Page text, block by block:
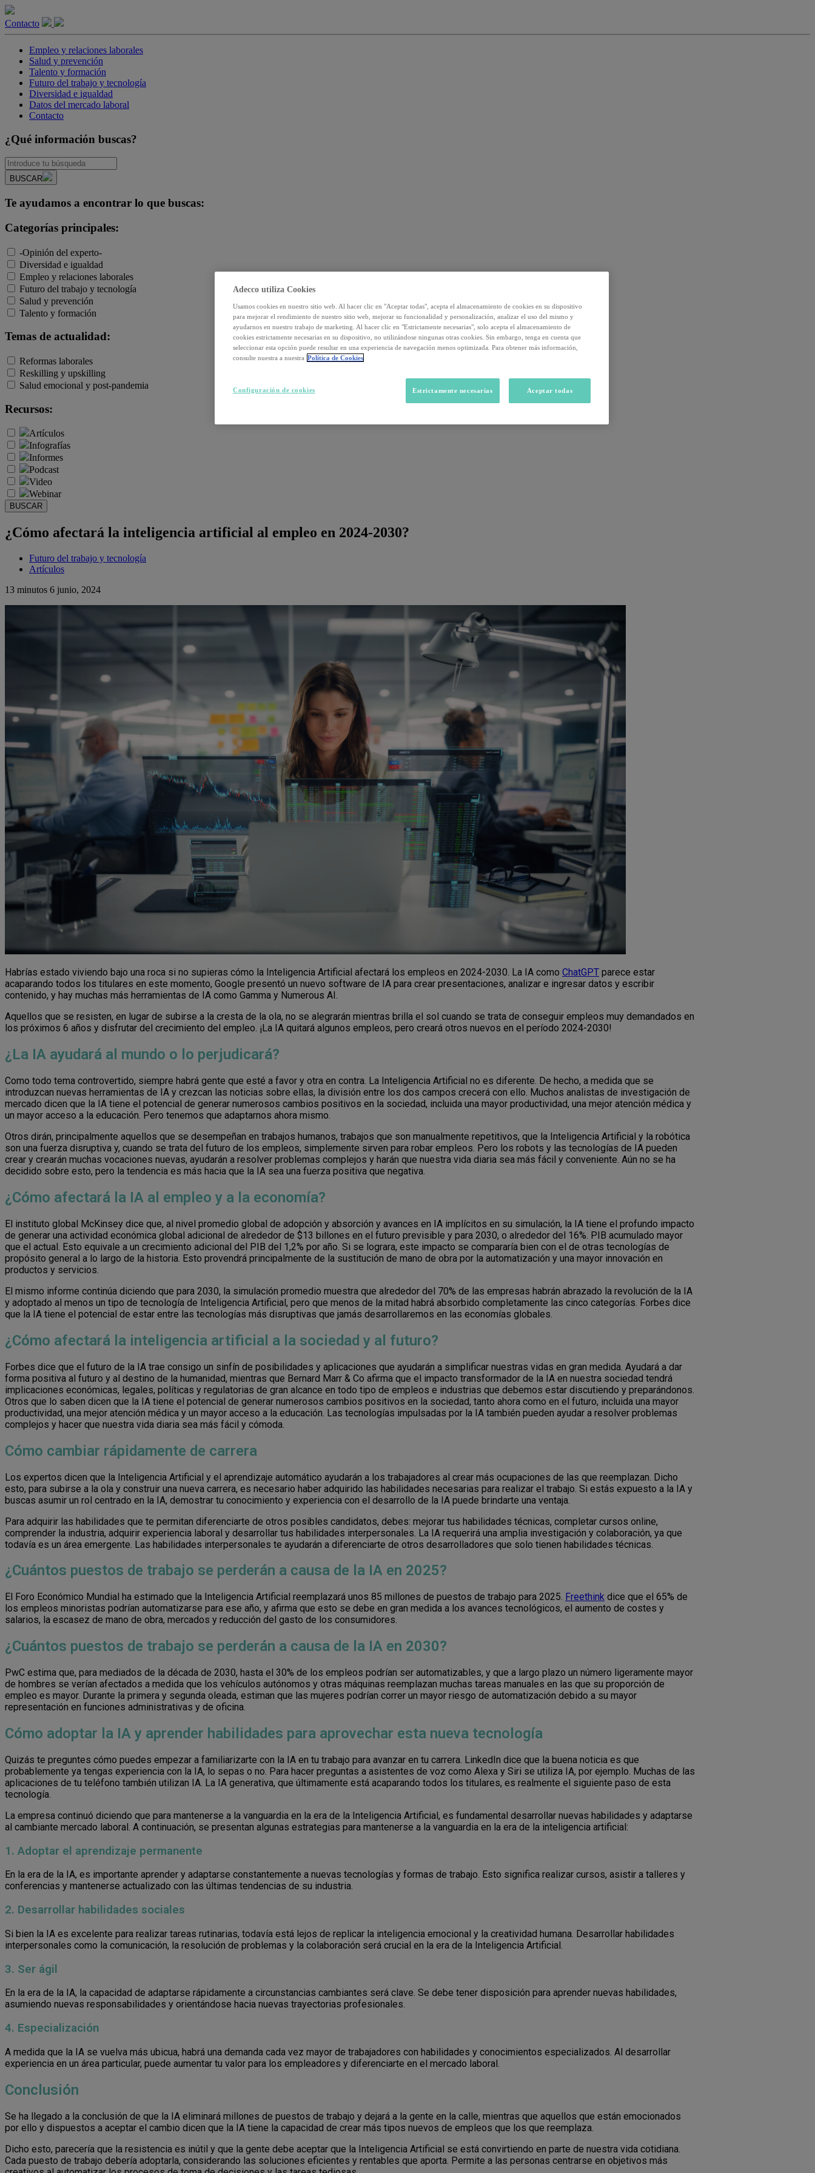
Contacto
Empleo y relaciones laborales
Salud y prevención
Talento y formación
Futuro del trabajo y tecnología
Diversidad e igualdad
Datos del mercado laboral
Contacto
¿Qué información buscas?
BUSCAR
Te ayudamos a encontrar lo que buscas:
Categorías principales:
-Opinión del experto-
Diversidad e igualdad
Empleo y relaciones laborales
Futuro del trabajo y tecnología
Salud y prevención
Talento y formación
Temas de actualidad:
Reformas laborales
Reskilling y upskilling
Salud emocional y post-pandemia
Recursos:
Artículos
Infografías
Informes
Podcast
Video
Webinar
BUSCAR
¿Cómo afectará la inteligencia artificial al empleo en 2024-2030?
Futuro del trabajo y tecnología
Artículos
13 minutos 6 junio, 2024
Habrías estado viviendo bajo una roca si no supieras cómo la Inteligencia Artificial afectará los empleos en 2024-2030. La IA como ChatGPT parece estar
acaparando todos los titulares en este momento, Google presentó un nuevo software de IA para crear presentaciones, analizar e ingresar datos y escribir
contenido, y hay muchas más herramientas de IA como Gamma y Numerous AI.
Aquellos que se resisten, en lugar de subirse a la cresta de la ola, no se alegrarán mientras brilla el sol cuando se trata de conseguir empleos muy demandados en
los próximos 6 años y disfrutar del crecimiento del empleo. ¡La IA quitará algunos empleos, pero creará otros nuevos en el período 2024-2030!
¿La IA ayudará al mundo o lo perjudicará?
Como todo tema controvertido, siempre habrá gente que esté a favor y otra en contra. La Inteligencia Artificial no es diferente. De hecho, a medida que se
introduzcan nuevas herramientas de IA y crezcan las noticias sobre ellas, la división entre los dos campos crecerá con ello. Muchos analistas de investigación de
mercado dicen que la IA tiene el potencial de generar numerosos cambios positivos en la sociedad, incluida una mayor productividad, una mejor atención médica y
un mayor acceso a la educación. Pero tenemos que adaptarnos ahora mismo.
Otros dirán, principalmente aquellos que se desempeñan en trabajos humanos, trabajos que son manualmente repetitivos, que la Inteligencia Artificial y la robótica
son una fuerza disruptiva y, cuando se trata del futuro de los empleos, simplemente sirven para robar empleos. Pero los robots y las tecnologías de IA pueden
crear y crearán muchas vocaciones nuevas, ayudarán a resolver problemas complejos y harán que nuestra vida diaria sea más fácil y conveniente. Aún no se ha
decidido sobre esto, pero la tendencia es más hacia que la IA sea una fuerza positiva que negativa.
¿Cómo afectará la IA al empleo y a la economía?
El instituto global McKinsey dice que, al nivel promedio global de adopción y absorción y avances en IA implícitos en su simulación, la IA tiene el profundo impacto
de generar una actividad económica global adicional de alrededor de $13 billones en el futuro previsible y para 2030, o alrededor del 16%. PIB acumulado mayor
que el actual. Esto equivale a un crecimiento adicional del PIB del 1,2% por año. Si se lograra, este impacto se compararía bien con el de otras tecnologías de
propósito general a lo largo de la historia. Esto provendrá principalmente de la sustitución de mano de obra por la automatización y una mayor innovación en
productos y servicios.
El mismo informe continúa diciendo que para 2030, la simulación promedio muestra que alrededor del 70% de las empresas habrán abrazado la revolución de la IA
y adoptado al menos un tipo de tecnología de Inteligencia Artificial, pero que menos de la mitad habrá absorbido completamente las cinco categorías. Forbes dice
que la IA tiene el potencial de estar entre las tecnologías más disruptivas que jamás desarrollaremos en las economías globales.
¿Cómo afectará la inteligencia artificial a la sociedad y al futuro?
Forbes dice que el futuro de la IA trae consigo un sinfín de posibilidades y aplicaciones que ayudarán a simplificar nuestras vidas en gran medida. Ayudará a dar
forma positiva al futuro y al destino de la humanidad, mientras que Bernard Marr & Co afirma que el impacto transformador de la IA en nuestra sociedad tendrá
implicaciones económicas, legales, políticas y regulatorias de gran alcance en todo tipo de empleos e industrias que debemos estar discutiendo y preparándonos.
Otros que lo saben dicen que la IA tiene el potencial de generar numerosos cambios positivos en la sociedad, tanto ahora como en el futuro, incluida una mayor
productividad, una mejor atención médica y un mayor acceso a la educación. Las tecnologías impulsadas por la IA también pueden ayudar a resolver problemas
complejos y hacer que nuestra vida diaria sea más fácil y cómoda.
Cómo cambiar rápidamente de carrera
Los expertos dicen que la Inteligencia Artificial y el aprendizaje automático ayudarán a los trabajadores al crear más ocupaciones de las que reemplazan. Dicho
esto, para subirse a la ola y construir una nueva carrera, es necesario haber adquirido las habilidades necesarias para realizar el trabajo. Si estás expuesto a la IA y
buscas asumir un rol centrado en la IA, demostrar tu conocimiento y experiencia con el desarrollo de la IA puede brindarte una ventaja.
Para adquirir las habilidades que te permitan diferenciarte de otros posibles candidatos, debes: mejorar tus habilidades técnicas, completar cursos online,
comprender la industria, adquirir experiencia laboral y desarrollar tus habilidades interpersonales. La IA requerirá una amplia investigación y colaboración, ya que
todavía es un área emergente. Las habilidades interpersonales te ayudarán a diferenciarte de otros desarrolladores que solo tienen habilidades técnicas.
¿Cuántos puestos de trabajo se perderán a causa de la IA en 2025?
El Foro Económico Mundial ha estimado que la Inteligencia Artificial reemplazará unos 85 millones de puestos de trabajo para 2025. Freethink dice que el 65% de
los empleos minoristas podrían automatizarse para ese año, y afirma que esto se debe en gran medida a los avances tecnológicos, el aumento de costes y
salarios, la escasez de mano de obra, mercados y reducción del gasto de los consumidores.
¿Cuántos puestos de trabajo se perderán a causa de la IA en 2030?
PwC estima que, para mediados de la década de 2030, hasta el 30% de los empleos podrían ser automatizables, y que a largo plazo un número ligeramente mayor
de hombres se verían afectados a medida que los vehículos autónomos y otras máquinas reemplazan muchas tareas manuales en las que su proporción de
empleo es mayor. Durante la primera y segunda oleada, estiman que las mujeres podrían correr un mayor riesgo de automatización debido a su mayor
representación en funciones administrativas y de oficina.
Cómo adoptar la IA y aprender habilidades para aprovechar esta nueva tecnología
Quizás te preguntes cómo puedes empezar a familiarizarte con la IA en tu trabajo para avanzar en tu carrera. LinkedIn dice que la buena noticia es que
probablemente ya tengas experiencia con la IA, lo sepas o no. Para hacer preguntas a asistentes de voz como Alexa y Siri se utiliza IA, por ejemplo. Muchas de las
aplicaciones de tu teléfono también utilizan IA. La IA generativa, que últimamente está acaparando todos los titulares, es realmente el siguiente paso de esta
tecnología.
La empresa continuó diciendo que para mantenerse a la vanguardia en la era de la Inteligencia Artificial, es fundamental desarrollar nuevas habilidades y adaptarse
al cambiante mercado laboral. A continuación, se presentan algunas estrategias para mantenerse a la vanguardia en la era de la inteligencia artificial:
1. Adoptar el aprendizaje permanente
En la era de la IA, es importante aprender y adaptarse constantemente a nuevas tecnologías y formas de trabajo. Esto significa realizar cursos, asistir a talleres y
conferencias y mantenerse actualizado con las últimas tendencias de su industria.
2. Desarrollar habilidades sociales
Si bien la IA es excelente para realizar tareas rutinarias, todavía está lejos de replicar la inteligencia emocional y la creatividad humana. Desarrollar habilidades
interpersonales como la comunicación, la resolución de problemas y la colaboración será crucial en la era de la Inteligencia Artificial.
3. Ser ágil
En la era de la IA, la capacidad de adaptarse rápidamente a circunstancias cambiantes será clave. Se debe tener disposición para aprender nuevas habilidades,
asumiendo nuevas responsabilidades y orientándose hacia nuevas trayectorias profesionales.
4. Especialización
A medida que la IA se vuelva más ubicua, habrá una demanda cada vez mayor de trabajadores con habilidades y conocimientos especializados. Al desarrollar
experiencia en un área particular, puede aumentar tu valor para los empleadores y diferenciarte en el mercado laboral.
Conclusión
Se ha llegado a la conclusión de que la IA eliminará millones de puestos de trabajo y dejará a la gente en la calle, mientras que aquellos que están emocionados
por ello y dispuestos a aceptar el cambio dicen que la IA tiene la capacidad de crear más tipos nuevos de empleos que los que reemplaza.
Dicho esto, parecería que la resistencia es inútil y que la gente debe aceptar que la Inteligencia Artificial se está convirtiendo en parte de nuestra vida cotidiana.
Cada puesto de trabajo debería adoptarla, considerando las soluciones eficientes y rentables que aporta. Permite a las personas centrarse en objetivos más
Adecco utiliza Cookies
Usamos cookies en nuestro sitio web. Al hacer clic en "Aceptar todas", acepta el almacenamiento de cookies en su dispositivo
para mejorar el rendimiento de nuestro sitio web, mejorar su funcionalidad y personalización, analizar el uso del mismo y
ayudarnos en nuestro trabajo de marketing. Al hacer clic en "Estrictamente necesarias", solo acepta el almacenamiento de
cookies estrictamente necesarias en su dispositivo, no utilizándose ningunas otras cookies. Sin embargo, tenga en cuenta que
seleccionar esta opción puede resultar en una experiencia de navegación menos optimizada. Para obtener más información,
consulte nuestra a nuestra Política de Cookies
Estrictamente necesarias Aceptar todas
Configuración de cookies